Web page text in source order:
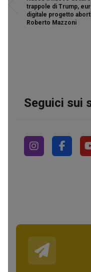
trappole di Trump,
digitale progetto
Roberto Mazzoni
Seguici sui